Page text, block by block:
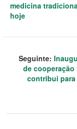
medicina
hoje
Seguinte:
de cooperação
contribui